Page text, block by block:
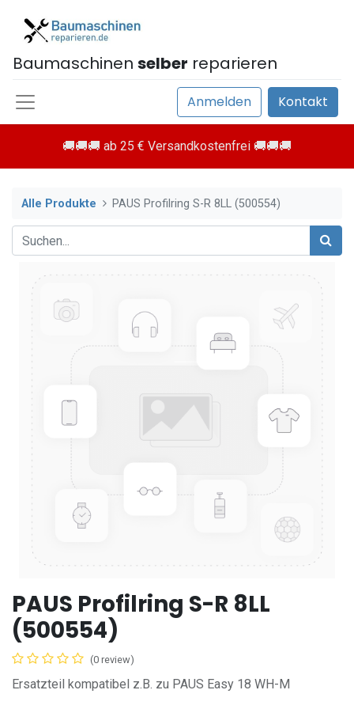
Baumaschinen selber reparieren
Anmelden Kontakt
🚚🚚🚚 ab 25 € Versandkostenfrei 🚚🚚🚚
Alle Produkte PAUS Profilring S-R 8LL (500554)
PAUS Profilring S-R 8LL
(500554)
(0 review)
Ersatzteil kompatibel z.B. zu PAUS Easy 18 WH-M